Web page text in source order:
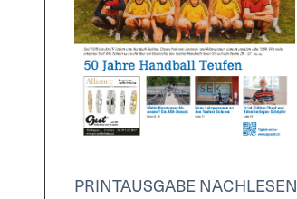
PRINTAUSGABE NACHLESEN